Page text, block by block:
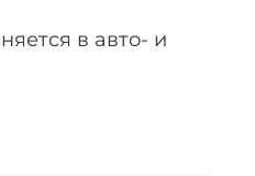
в авто- и